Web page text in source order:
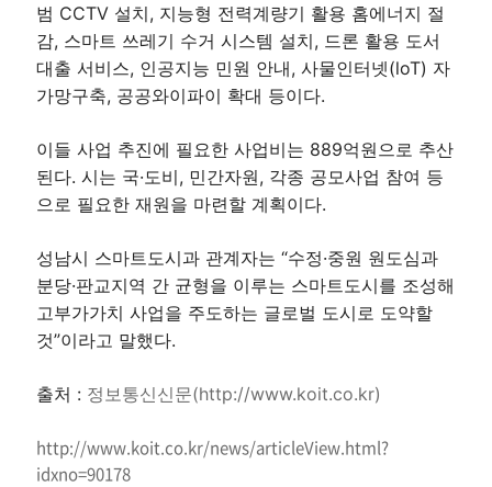
범 CCTV 설치, 지능형 전력계량기 활용 홈에너지 절
감, 스마트 쓰레기 수거 시스템 설치, 드론 활용 도서
대출 서비스, 인공지능 민원 안내, 사물인터넷(loT) 자
가망구축, 공공와이파이 확대 등이다.
이들 사업 추진에 필요한 사업비는 889억원으로 추산
된다. 시는 국·도비, 민간자원, 각종 공모사업 참여 등
으로 필요한 재원을 마련할 계획이다.
성남시 스마트도시과 관계자는 “수정·중원 원도심과
분당·판교지역 간 균형을 이루는 스마트도시를 조성해
고부가가치 사업을 주도하는 글로벌 도시로 도약할
것”이라고 말했다.
출처 : 정보통신신문(http://www.koit.co.kr)
http://www.koit.co.kr/news/articleView.html?
idxno=90178